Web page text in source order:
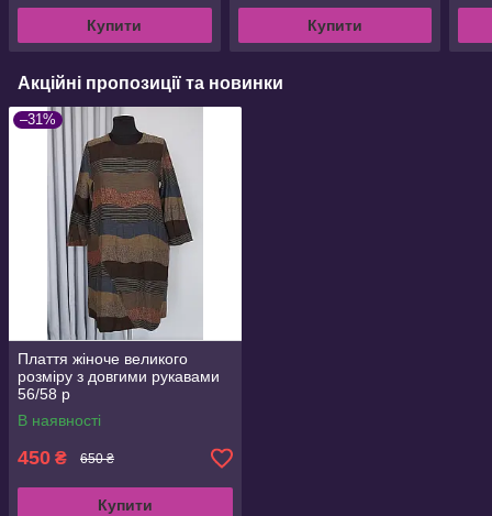
Купити Купити
Акційні пропозиції та новинки
–31%
Плаття жіноче великого
розміру з довгими рукавами
56/58 р
В наявності
450 ₴ 650 ₴
Купити